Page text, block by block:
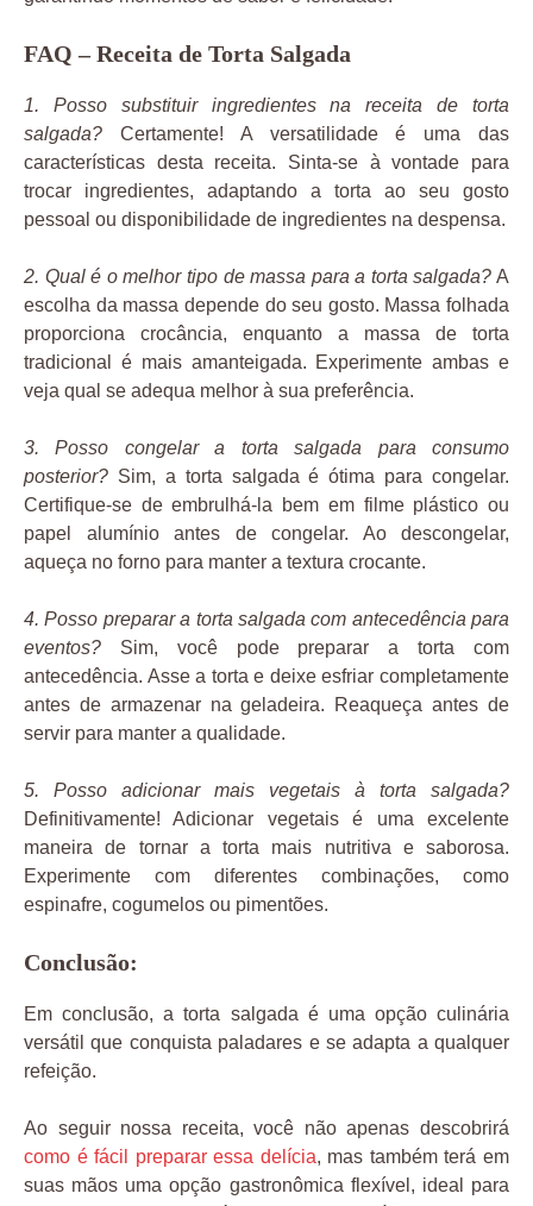
FAQ – Receita de Torta Salgada
1. Posso substituir ingredientes na receita de torta
salgada? Certamente! A versatilidade é uma das
características desta receita. Sinta-se à vontade para
trocar ingredientes, adaptando a torta ao seu gosto
pessoal ou disponibilidade de ingredientes na despensa.
2. Qual é o melhor tipo de massa para a torta salgada? A
escolha da massa depende do seu gosto. Massa folhada
proporciona crocância, enquanto a massa de torta
tradicional é mais amanteigada. Experimente ambas e
veja qual se adequa melhor à sua preferência.
3. Posso congelar a torta salgada para consumo
posterior? Sim, a torta salgada é ótima para congelar.
Certifique-se de embrulhá-la bem em filme plástico ou
papel alumínio antes de congelar. Ao descongelar,
aqueça no forno para manter a textura crocante.
4. Posso preparar a torta salgada com antecedência para
eventos? Sim, você pode preparar a torta com
antecedência. Asse a torta e deixe esfriar completamente
antes de armazenar na geladeira. Reaqueça antes de
servir para manter a qualidade.
5. Posso adicionar mais vegetais à torta salgada?
Definitivamente! Adicionar vegetais é uma excelente
maneira de tornar a torta mais nutritiva e saborosa.
Experimente com diferentes combinações, como
espinafre, cogumelos ou pimentões.
Conclusão:
Em conclusão, a torta salgada é uma opção culinária
versátil que conquista paladares e se adapta a qualquer
refeição.
Ao seguir nossa receita, você não apenas descobrirá
como é fácil preparar essa delícia, mas também terá em
suas mãos uma opção gastronômica flexível, ideal para